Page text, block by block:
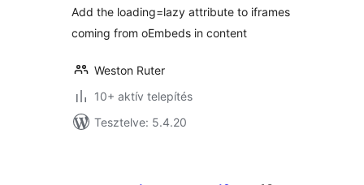
Add the loading=lazy attribute to iframes
coming from oEmbeds in content
Weston Ruter
10+ aktív telepítés
Tesztelve: 5.4.20